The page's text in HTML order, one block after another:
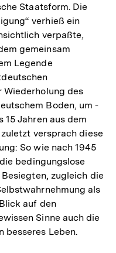
Staatsform. Die
verhieß ein
verpaßte,
gemeinsam
Legende
des
Boden, um -
15 Jahren aus dem
versprach diese
So wie nach 1945
bedingungslose
zugleich die
als
auf den
Sinne auch die
besseres Leben.